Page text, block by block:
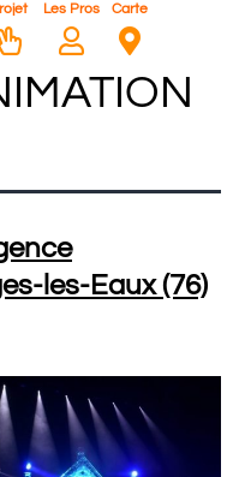
Les Pros Carte
les-Eaux (76)